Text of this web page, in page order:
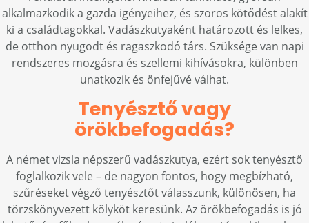
alkalmazkodik a gazda igényeihez, és szoros kötődést alakít
ki a családtagokkal. Vadászkutyaként határozott és lelkes,
de otthon nyugodt és ragaszkodó társ. Szüksége van napi
rendszeres mozgásra és szellemi kihívásokra, különben
unatkozik és önfejűvé válhat.
Tenyésztő vagy
örökbefogadás?
A német vizsla népszerű vadászkutya, ezért sok tenyésztő
foglalkozik vele – de nagyon fontos, hogy megbízható,
szűréseket végző tenyésztőt válasszunk, különösen, ha
törzskönyvezett kölyköt keresünk. Az örökbefogadás is jó